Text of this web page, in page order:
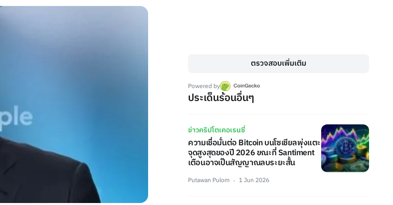
ตรวจสอบเพิ่มเติม
Powered by
ประเด็นร้อนอื่นๆ
ข่าวคริปโตเคอเรนซี่
ความเชื่อมั่นต่อ Bitcoin บนโซเชียลพุ่งแตะ
จุดสูงสุดของปี 2026 ขณะที่ Santiment
เตือนอาจเป็นสัญญาณลบระยะสั้น
Putawan Pulom 1 Jun 2026